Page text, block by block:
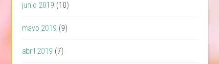
junio 2019 (10)
mayo 2019 (9)
abril 2019 (7)